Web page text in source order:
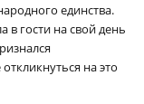
единства.
в гости на свой день
на это